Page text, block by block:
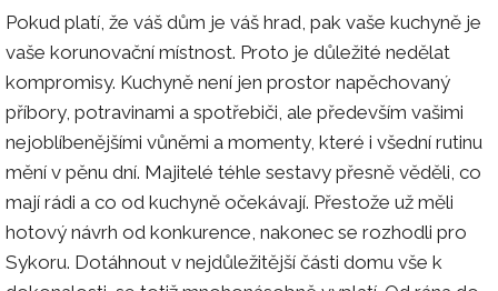
Pokud platí, že váš dům je váš hrad, pak vaše kuchyně je
vaše korunovační místnost. Proto je důležité nedělat
kompromisy. Kuchyně není jen prostor napěchovaný
příbory, potravinami a spotřebiči, ale především vašimi
nejoblíbenějšími vůněmi a momenty, které i všední rutinu
mění v pěnu dní. Majitelé téhle sestavy přesně věděli, co
mají rádi a co od kuchyně očekávají. Přestože už měli
hotový návrh od konkurence, nakonec se rozhodli pro
Sykoru. Dotáhnout v nejdůležitější části domu vše k